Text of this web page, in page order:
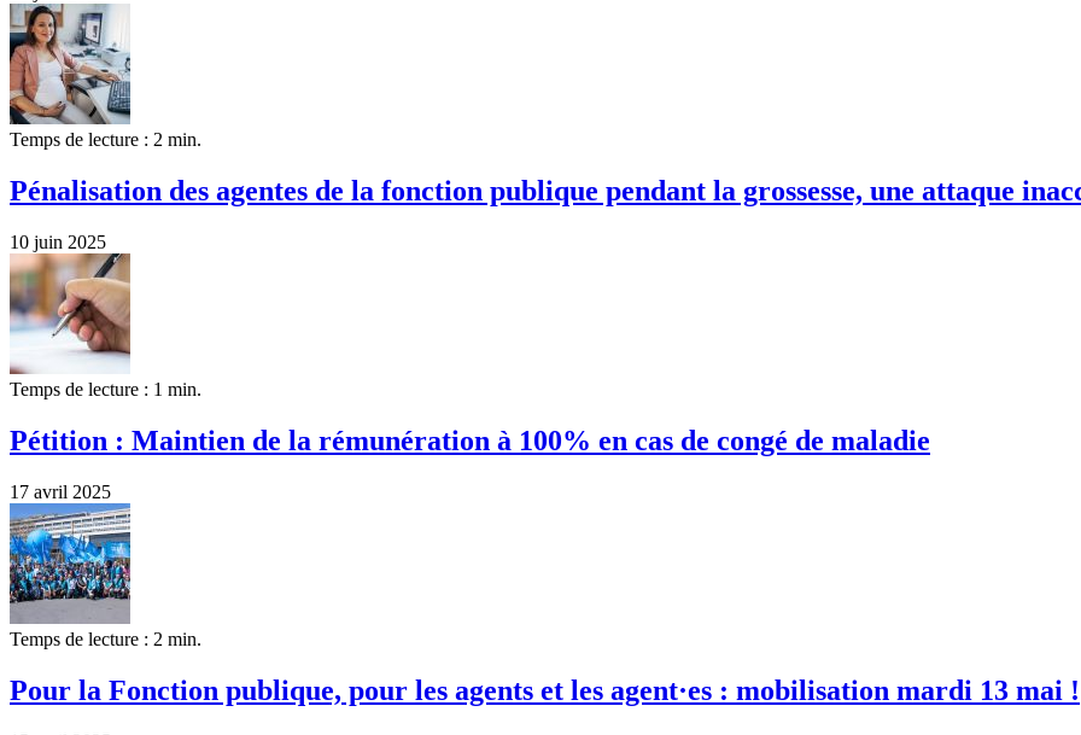
Temps de lecture : 2 min.
Pénalisation des agentes de la fonction publique pendant la grossesse, une attaque
10 juin 2025
Temps de lecture : 1 min.
Pétition : Maintien de la rémunération à 100% en cas de congé de maladie
17 avril 2025
Temps de lecture : 2 min.
Pour la Fonction publique, pour les agents et les agent·es : mobilisation mardi 13 mai !